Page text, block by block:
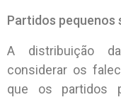
Partidos pequenos
A distribuição
considerar os
que os partidos